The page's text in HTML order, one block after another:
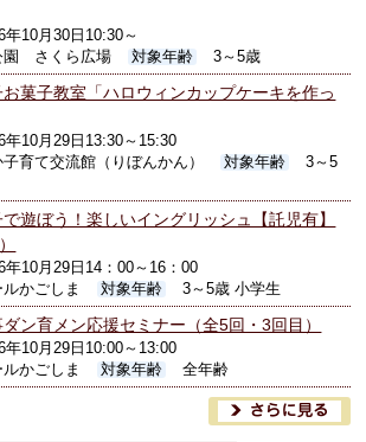
年10月30日10:30～
園 さくら広場 対象年齢 3～5歳
お菓子教室「ハロウィンカップケーキを作っ
年10月29日13:30～15:30
育て交流館（りぼんかん） 対象年齢
3～5
遊ぼう！楽しいイングリッシュ【託児有】
年10月29日14：00～16：00
かごしま 対象年齢 3～5歳 小学生
ン育メン応援セミナー（全5回・3回目）
年10月29日10:00～13:00
かごしま 対象年齢 全年齢